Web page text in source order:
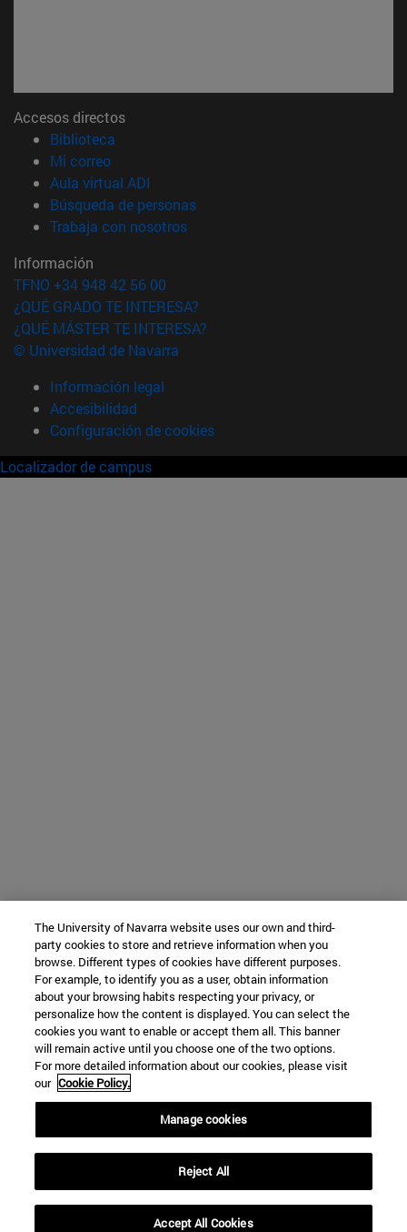
Accesos directos
Biblioteca
Mi correo(abre en nueva ventana)
Aula virtual ADI
Búsqueda de personas(abre en nueva ventana)
Trabaja con nosotros(abre en nueva ventana)
Información
TFNO +34 948 42 56 00
¿QUÉ GRADO TE INTERESA?
¿QUÉ MÁSTER TE INTERESA?
© Universidad de Navarra
Información legal
Accesibilidad
Configuración de cookies
Localizador de campus
The University of Navarra website uses our own and third-
party cookies to store and retrieve information when you
browse. Different types of cookies have different purposes.
For example, to identify you as a user, obtain information
about your browsing habits respecting your privacy, or
personalize how the content is displayed. You can select the
cookies you want to enable or accept them all. This banner
will remain active until you choose one of the two options.
For more detailed information about our cookies, please visit
our Cookie Policy.
Manage cookies
Reject All
Accept All Cookies